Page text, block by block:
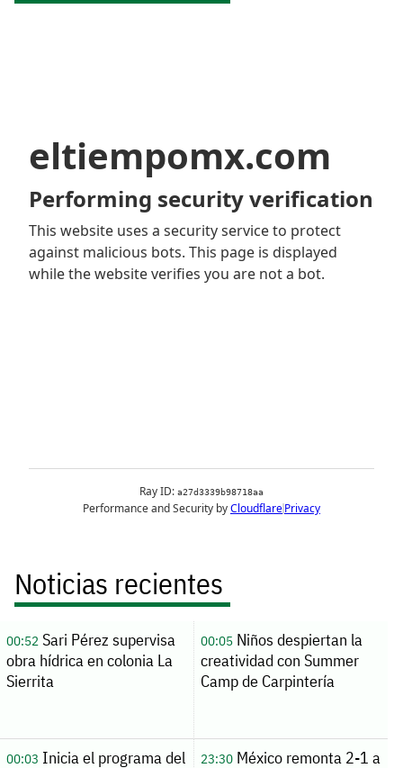
Noticias recientes
00:52Sari Pérez supervisa
obra hídrica en colonia La
Sierrita
00:05Niños despiertan la
creatividad con Summer
Camp de Carpintería
00:03 Inicia el programa del
23:30México remonta 2-1 a